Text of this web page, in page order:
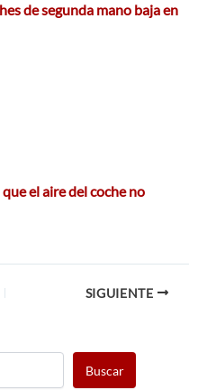
de segunda mano baja en
el aire del coche no
SIGUIENTE
Buscar